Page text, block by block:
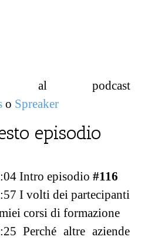
al podcast
o Spreaker
episodio
Intro episodio #116
I volti dei partecipanti
corsi di formazione
Perché altre aziende